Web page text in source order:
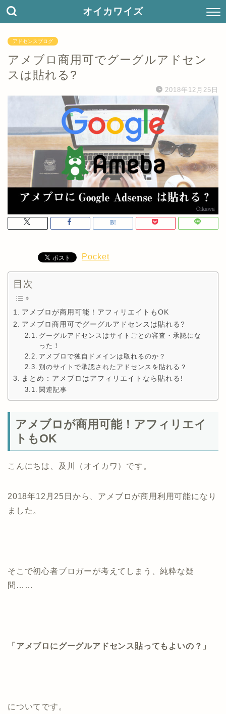
オイカワイズ
アドセンスブログ
アメブロ商用可でグーグルアドセン
スは貼れる?
2018年12月25日
Pocket
目次
アメブロが商用可能！アフィリエイトもOK
アメブロ商用可でグーグルアドセンスは貼れる?
グーグルアドセンスはサイトごとの審査・承認にな
った！
アメブロで独自ドメインは取れるのか？
別のサイトで承認されたアドセンスを貼れる？
まとめ：アメブロはアフィリエイトなら貼れる!
関連記事
アメブロが商用可能！アフィリエイ
トもOK
こんにちは、及川（オイカワ）です。
2018年12月25日から、アメブロが商用利用可能になり
ました。
そこで初心者ブロガーが考えてしまう、純粋な疑
問……
「アメブロにグーグルアドセンス貼ってもよいの？」
についてです。